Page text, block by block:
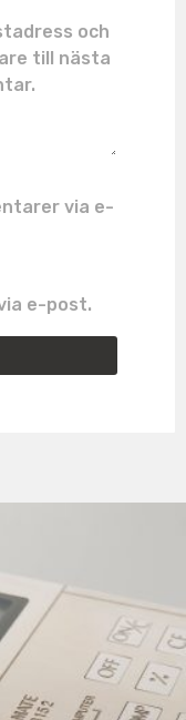
och
till nästa
via e-
e-post.